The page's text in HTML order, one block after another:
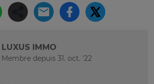
LUXUS IMMO
Membre depuis 31. oct. '22